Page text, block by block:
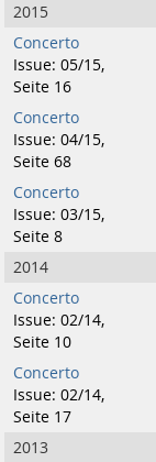
2015
Concerto
Issue: 05/15,
Seite 16
Concerto
Issue: 04/15,
Seite 68
Concerto
Issue: 03/15,
Seite 8
2014
Concerto
Issue: 02/14,
Seite 10
Concerto
Issue: 02/14,
Seite 17
2013